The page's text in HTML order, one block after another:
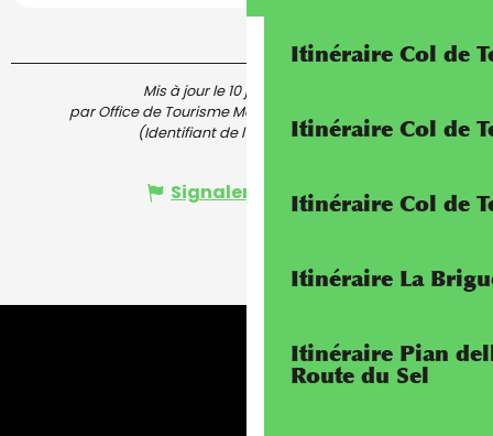
Itinéraire Col de
Itinéraire Col de
Itinéraire Col de
Itinéraire La
Itinéraire Pian
Route du Sel
Mis à jour le 10 juin 2026 à 17:01
par Office de Tourisme Menton, Riviera & Merveilles
(Identifiant de l'offre :
7580808)
Signaler une erreur